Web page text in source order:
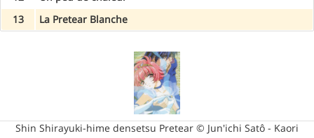
13
La Pretear Blanche
Shin Shirayuki-hime densetsu Pretear © Jun'ichi Satô - Kaori